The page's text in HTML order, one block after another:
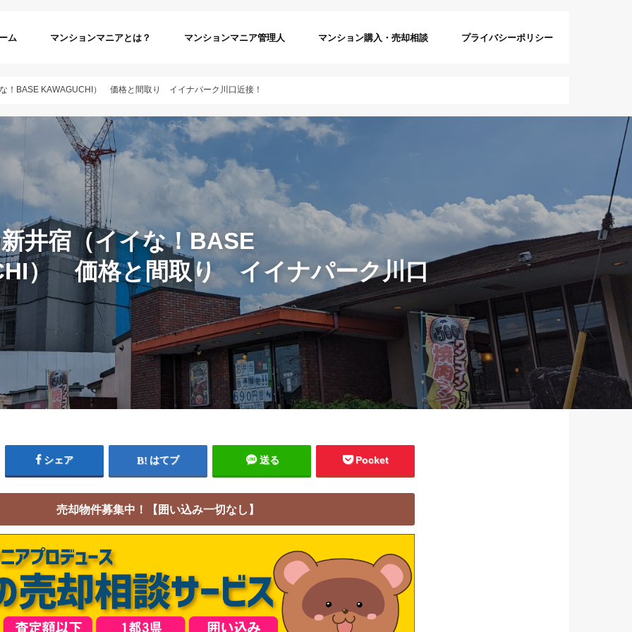
ム マンションマニアとは？ マンションマニア管理人 マンション購入・売却相談 プライバシーポリシー
！BASE KAWAGUCHI） 価格と間取り イイナパーク川口近接！
井宿（イイな！BASE
） 価格と間取り イイナパーク川口
シェア はてブ 送る Pocket
売却物件募集中！【囲い込み一切なし】